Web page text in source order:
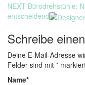
NEXT Next
post:
Bürodrehstühle:
entscheidend
Schreibe
Deine E-Mail-Adresse
Felder sind mit *
Name*